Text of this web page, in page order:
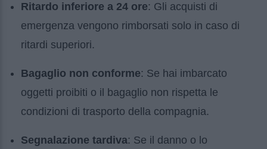
Ritardo inferiore a 24 ore: Gli acquisti di
emergenza vengono rimborsati solo in caso di
ritardi superiori.
Bagaglio non conforme: Se hai imbarcato
oggetti proibiti o il bagaglio non rispetta le
condizioni di trasporto della compagnia.
Segnalazione tardiva: Se il danno o lo